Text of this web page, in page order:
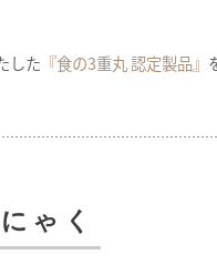
した 『食の3重丸 認定製品』
ゃく